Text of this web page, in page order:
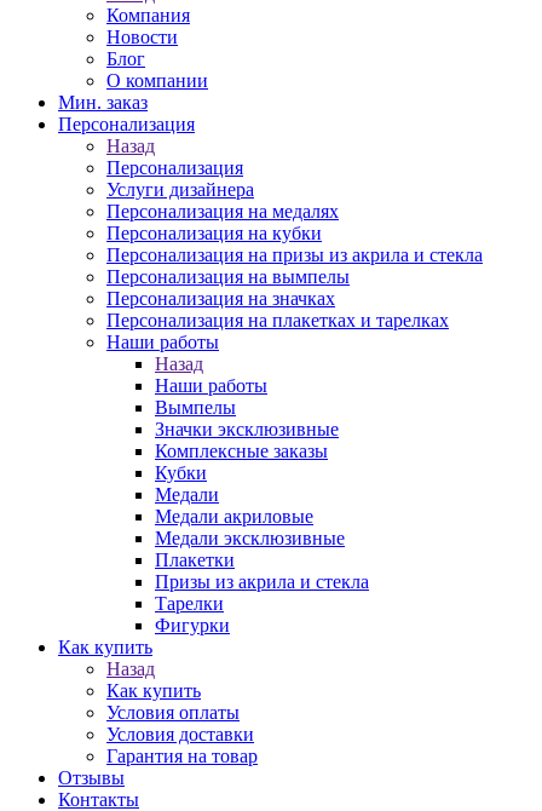
Компания
Новости
Блог
О компании
Мин. заказ
Персонализация
Назад
Персонализация
Услуги дизайнера
Персонализация на медалях
Персонализация на кубки
Персонализация на призы из акрила и стекла
Персонализация на вымпелы
Персонализация на значках
Персонализация на плакетках и тарелках
Наши работы
Назад
Наши работы
Вымпелы
Значки эксклюзивные
Комплексные заказы
Кубки
Медали
Медали акриловые
Медали эксклюзивные
Плакетки
Призы из акрила и стекла
Тарелки
Фигурки
Как купить
Назад
Как купить
Условия оплаты
Условия доставки
Гарантия на товар
Отзывы
Контакты